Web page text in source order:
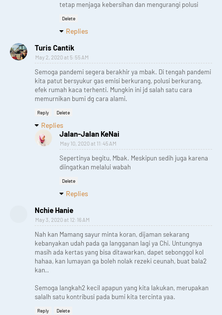
tetap menjaga kebersihan dan mengurangi polusi
Delete
Replies
Turis Cantik
May 2, 2020 at 5:55 AM
Semoga pandemi segera berakhir ya mbak. Di tengah pandemi
kita patut bersyukur gas emisi berkurang, polusi berkurang,
efek rumah kaca terhenti. Mungkin ini jd salah satu cara
memurnikan bumi dg cara alami.
Reply Delete
Replies
Jalan-Jalan KeNai
May 10, 2020 at 11:45 AM
Sepertinya begitu, Mbak. Meskipun sedih juga karena
diingatkan melalui wabah
Delete
Replies
Nchie Hanie
May 3, 2020 at 12:16 AM
Nah kan Mamang sayur minta koran, dijaman sekarang
kebanyakan udah pada ga langganan lagi ya Chi. Untungnya
masih ada kertas yang bisa ditawarkan, dapet sebonggol kol
hahaa, kan lumayan ga boleh nolak rezeki ceunah, buat bala2
kan..
Semoga langkah2 kecil apapun yang kita lakukan, merupakan
salalh satu kontribusi pada bumi kita tercinta yaa.
Reply Delete